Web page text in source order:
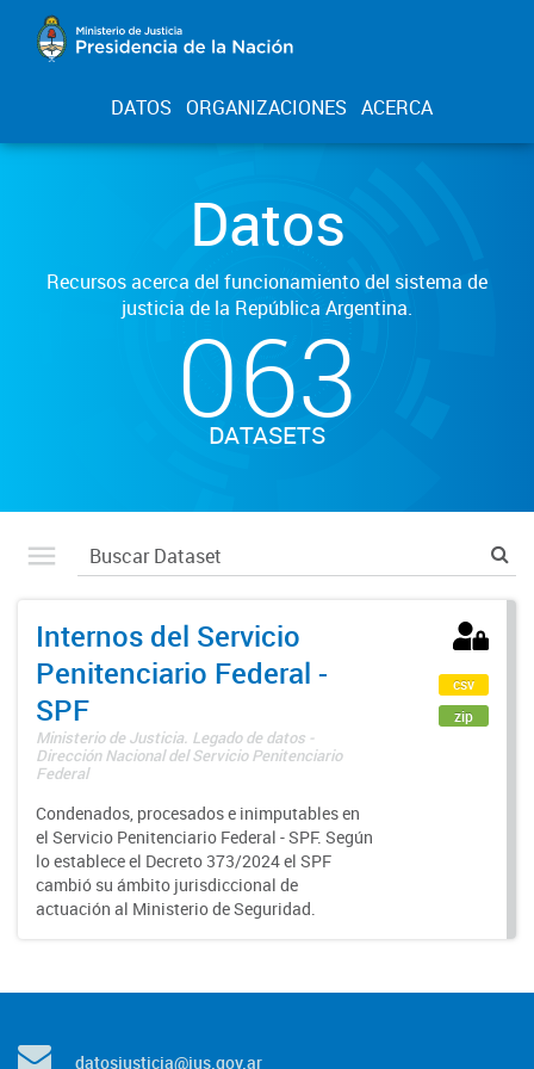
DATOS ORGANIZACIONES ACERCA
Datos
Recursos acerca del funcionamiento del sistema de
justicia de la República Argentina.
063
DATASETS
Internos del Servicio
Penitenciario Federal -
SPF
Ministerio de Justicia. Legado de datos -
Dirección Nacional del Servicio Penitenciario
Federal
Condenados, procesados e inimputables en
el Servicio Penitenciario Federal - SPF. Según
lo establece el Decreto 373/2024 el SPF
cambió su ámbito jurisdiccional de
actuación al Ministerio de Seguridad.
csv
zip
datosjusticia@jus.gov.ar